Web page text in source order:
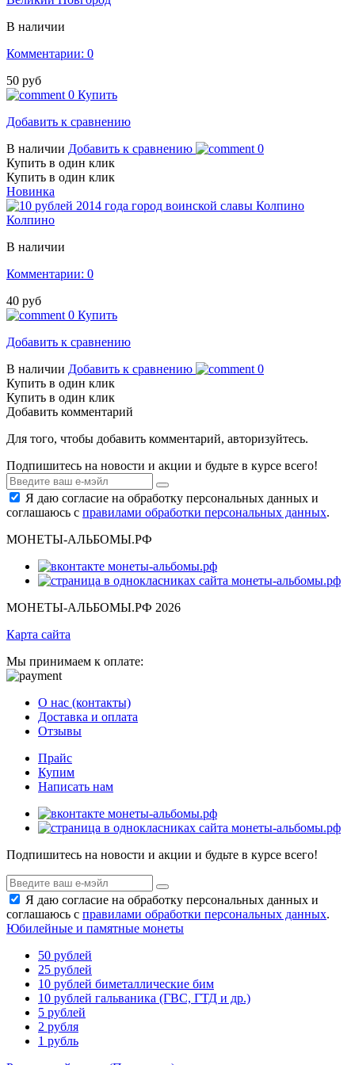
В наличии
Комментарии: 0
50 руб
0 Купить
Добавить к сравнению
В наличии Добавить к сравнению
0
Купить в один клик
Купить в один клик
Новинка
Колпино
В наличии
Комментарии: 0
40 руб
0 Купить
Добавить к сравнению
В наличии Добавить к сравнению
0
Купить в один клик
Купить в один клик
Добавить комментарий
Для того, чтобы добавить комментарий, авторизуйтесь.
Подпишитесь на новости и акции и будьте в курсе всего!
Я даю согласие на обработку персональных данных и
соглашаюсь с правилами обработки персональных данных.
МОНЕТЫ-АЛЬБОМЫ.РФ
МОНЕТЫ-АЛЬБОМЫ.РФ 2026
Карта сайта
Мы принимаем к оплате:
О нас (контакты)
Доставка и оплата
Отзывы
Прайс
Купим
Написать нам
Подпишитесь на новости и акции и будьте в курсе всего!
Я даю согласие на обработку персональных данных и
соглашаюсь с правилами обработки персональных данных.
Юбилейные и памятные монеты
50 рублей
25 рублей
10 рублей биметаллические бим
10 рублей гальваника (ГВС, ГТД и др.)
5 рублей
2 рубля
1 рубль